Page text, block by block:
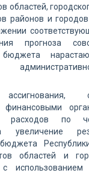
областей,
районов и
прогноза
бюджета
финансовыми
расходов по
увеличение
областей и
использованием